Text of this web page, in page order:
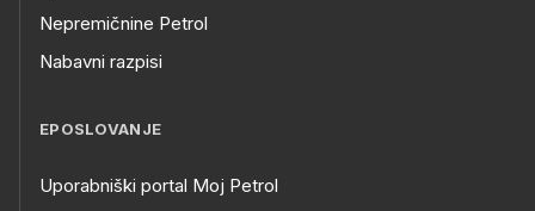
Nepremičnine Petrol
Nabavni razpisi
EPOSLOVANJE
Uporabniški portal Moj Petrol